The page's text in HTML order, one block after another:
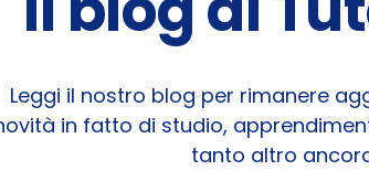
Leggi il nostro blog per rimanere
in fatto di studio,
tanto altro